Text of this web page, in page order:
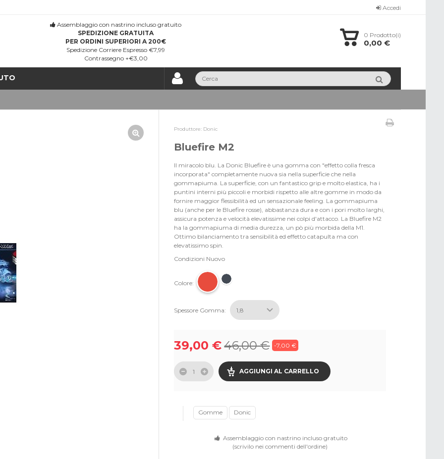
Accedi
0 Prodotto(i)
0,00 €
Assemblaggio con nastrino incluso gratuito
SPEDIZIONE GRATUITA
PER ORDINI SUPERIORI A 200€
Spedizione Corriere Espresso €7,99
Contrassegno +€3,00
Produttore: Donic
Bluefire M2
Il miracolo blu. La Donic Bluefire è una gomma con "effetto colla fresca
incorporata" completamente nuova sia nella superficie che nella
gommapiuma. La superficie, con un fantastico grip e molto elastica, ha i
puntini interni più piccoli e morbidi rispetto alle altre gomme in modo da
fornire maggior flessibilità ed un sensazionale feeling. La gommapiuma
blu (anche per le Bluefire rosse), abbastanza dura e con i pori molto larghi,
assicura potenza e velocità elevatissime nei colpi d'attacco. La Bluefire M2
ha la gommapiuma di media durezza, un pò più morbida della M1.
Ottimo bilanciamento tra sensibilità ed effetto catapulta ma con
elevatissimo spin.
Condizioni Nuovo
Colore:
Spessore Gomma:
39,00 €46,00 € -7,00 €
AGGIUNGI AL CARRELLO
Gomme Donic
Assemblaggio con nastrino incluso gratuito
(scrivilo nei commenti dell'ordine)